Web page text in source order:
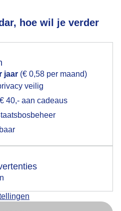
hoe wil je verder
jaar (€ 0,58 per maand)
veilig
40,- aan cadeaus
gebruiken voor het
akkoord op hebt gegeven,
up uit je browser waarin
de popup
later